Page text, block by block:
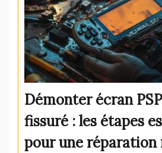
Démonter écran
fissuré : les étapes
pour une réparation